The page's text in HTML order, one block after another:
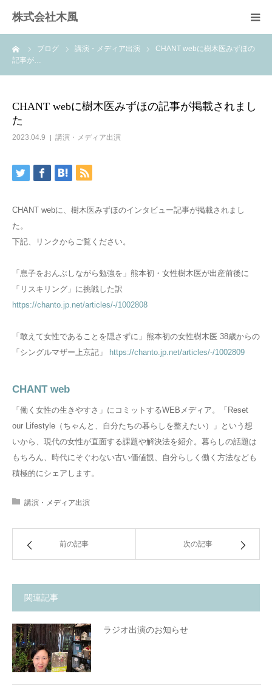
株式会社木風
ブログ 講演・メディア出演
CHANT webに樹木医みずほの
記事が…
CHANT webに樹木医みずほの記事が掲載されまし
た
2023.04.9 講演・メディア出演
CHANT webに、樹木医みずほのインタビュー記事が掲載されまし
た。
下記、リンクからご覧ください。
「息子をおんぶしながら勉強を」熊本初・女性樹木医が出産前後に
「リスキリング」に挑戦した訳
https://chanto.jp.net/articles/-/1002808
「敢えて女性であることを隠さずに」熊本初の女性樹木医 38歳からの
「シングルマザー上京記」
https://chanto.jp.net/articles/-/1002809
CHANT web
「働く女性の生きやすさ」にコミットするWEBメディア。「Reset
our Lifestyle（ちゃんと、自分たちの暮らしを整えたい）」という想
いから、現代の女性が直面する課題や解決法を紹介。暮らしの話題は
もちろん、時代にそぐわない古い価値観、自分らしく働く方法なども
積極的にシェアします。
講演・メディア出演
前の記事 次の記事
関連記事
ラジオ出演のお知らせ
業務案内